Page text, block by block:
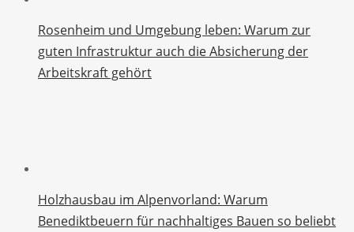
Rosenheim und Umgebung leben: Warum zur
guten Infrastruktur auch die Absicherung der
Arbeitskraft gehört
Holzhausbau im Alpenvorland: Warum
Benediktbeuern für nachhaltiges Bauen so beliebt